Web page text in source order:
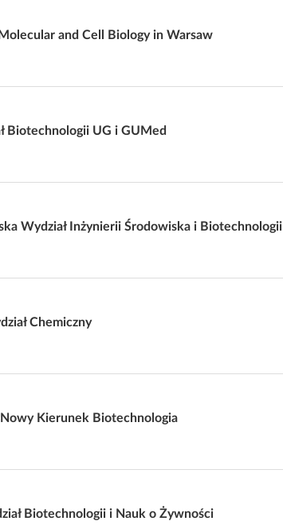
and Cell Biology in Warsaw
Biotechnologii UG i GUMed
Wydział Inżynierii Środowiska i Biotechnologii
Chemiczny
Kierunek Biotechnologia
Biotechnologii i Nauk o Żywności